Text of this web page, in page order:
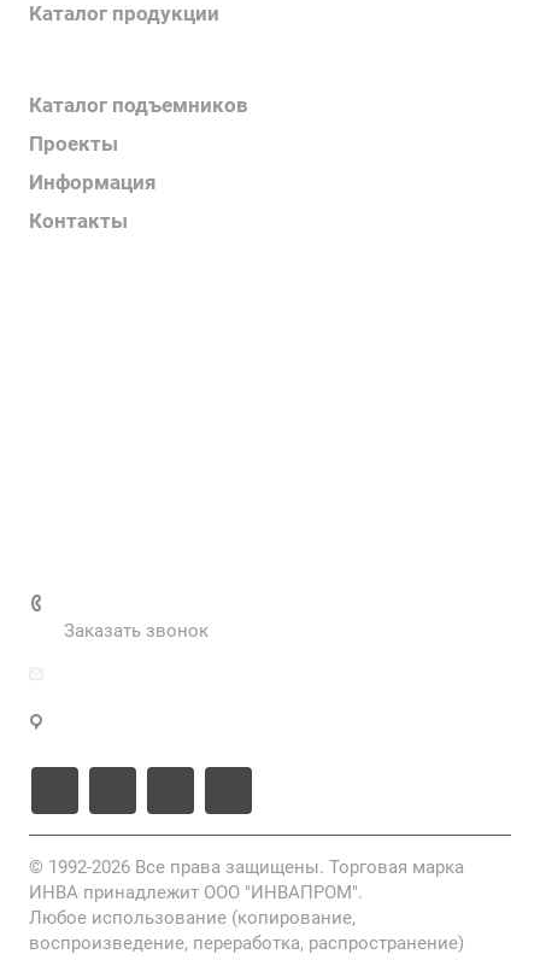
Каталог продукции
Каталог подъемников
Проекты
Информация
Контакты
Заказать звонок
© 1992-2026 Все права защищены. Торговая марка
ИНВА принадлежит ООО "ИНВАПРОМ".
Любое использование (копирование,
воспроизведение, переработка, распространение)